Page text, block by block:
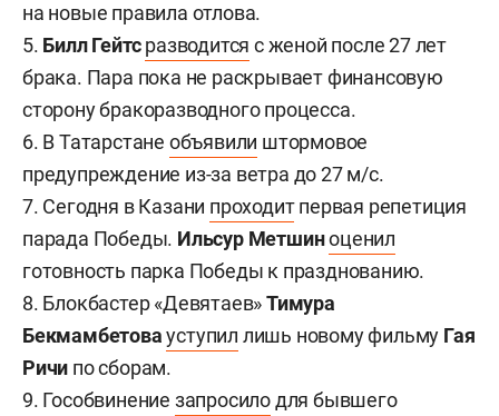
на новые правила отлова.
5. Билл Гейтс разводится с женой после 27 лет
брака. Пара пока не раскрывает финансовую
сторону бракоразводного процесса.
6. В Татарстане объявили штормовое
предупреждение из-за ветра до 27 м/с.
7. Сегодня в Казани проходитпервая репетиция
парада Победы. Ильсур Метшиноценил
готовность парка Победы к празднованию.
8. Блокбастер «Девятаев»Тимура
Бекмамбетова уступил лишь новому фильму Гая
Ричи по сборам.
9. Гособвинение запросилодля бывшего